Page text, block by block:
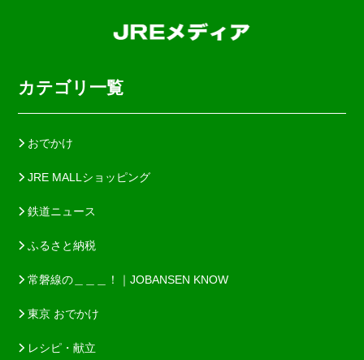
カテゴリ一覧
おでかけ
JRE MALLショッピング
鉄道ニュース
ふるさと納税
常磐線の＿＿＿！｜JOBANSEN KNOW
東京 おでかけ
レシピ・献立